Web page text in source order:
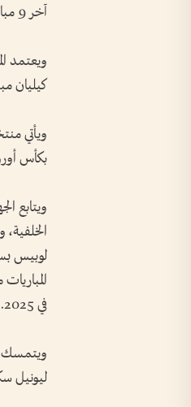
آخر 9 مباريات منذ يونيو الماضي.
ويعتمد
كيليان
ويأتي
بكأس أوروبا 2024 تحت قيادة لويس دي لا فوينتي، رغم تعرض عدد من
لوبيس
في 2025.
ليونيل